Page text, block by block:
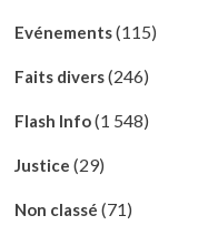
Evénements(115)
Faits divers(246)
Flash Info(1 548)
Justice (29)
Non classé (71)